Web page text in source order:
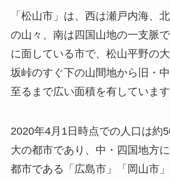
「松山市」は、西は瀬戸内海、
の山々、南は四国山地の一支脈
に面している市で、松山平野の
坂峠のすぐ下の山間地から旧・
至るまで広い面積を有しています
2020年4月1日時点での人口は約
大の都市であり、中・四国地方
都市である「広島市」「岡山市